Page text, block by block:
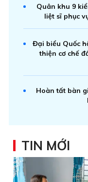
Quân khu 9
liệt sĩ phục
Đại biểu Quốc
thiện cơ chế
Hoàn tất bàn
TIN MỚI